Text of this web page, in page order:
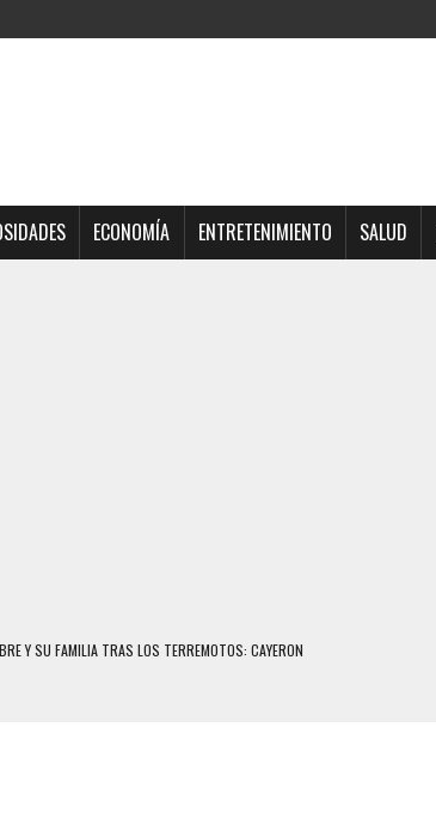
ECONOMÍA ENTRETENIMIENTO SALUD
Y SU FAMILIA TRAS LOS TERREMOTOS: CAYERON
PERSONAS ADENTRO